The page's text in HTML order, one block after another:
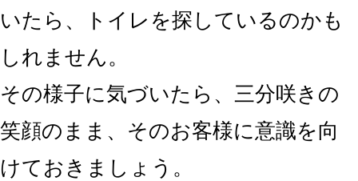
いたら、トイレを探しているのかも
しれません。
その様子に気づいたら、三分咲きの
笑顔のまま、そのお客様に意識を向
けておきましょう。